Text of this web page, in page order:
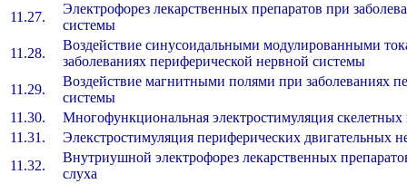
11.27.
Электрофорез лекарственных препаратов при
системы
11.28.
Воздействие синусоидальными модулированными
заболеваниях периферической нервной системы
11.29.
Воздействие магнитными полями при заболеваниях
системы
11.30.
Многофункциональная электростимуляция
11.31.
Элекстростимуляция периферических двигательных
11.32.
Внутриушной электрофорез лекарственных
слуха